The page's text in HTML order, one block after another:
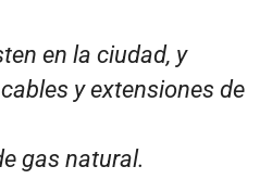
en la ciudad, y
y extensiones de
gas natural.